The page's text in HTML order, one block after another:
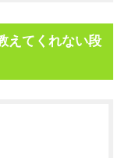
えてくれない段